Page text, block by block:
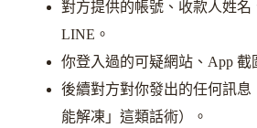
對方提供的帳號、收款人姓名
LINE。
你登入過的可疑網站、App 截
後續對方對你發出的任何訊息
能解凍」這類話術）。